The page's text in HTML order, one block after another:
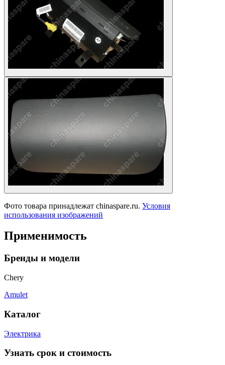
Фото товара принадлежат chinaspare.ru. Условия
использования изображений
Применимость
Бренды и модели
Chery
Amulet
Каталог
Электрика
Узнать срок и стоимость